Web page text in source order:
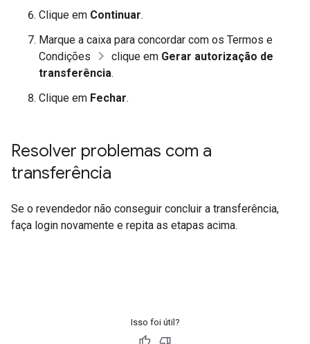
Clique em Continuar.
Marque a caixa para concordar com os Termos e
Condições
clique em Gerar autorização de
transferência.
Clique em Fechar.
Resolver problemas com a
transferência
Se o revendedor não conseguir concluir a transferência,
faça login novamente e repita as etapas acima.
Isso foi útil?